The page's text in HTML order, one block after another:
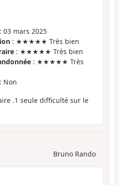
: 03 mars 2025
: ★★★★★ Très bien
: ★★★★★ Très bien
: ★★★★★ Très
: Non
.1 seule difficulté sur le
Bruno Rando